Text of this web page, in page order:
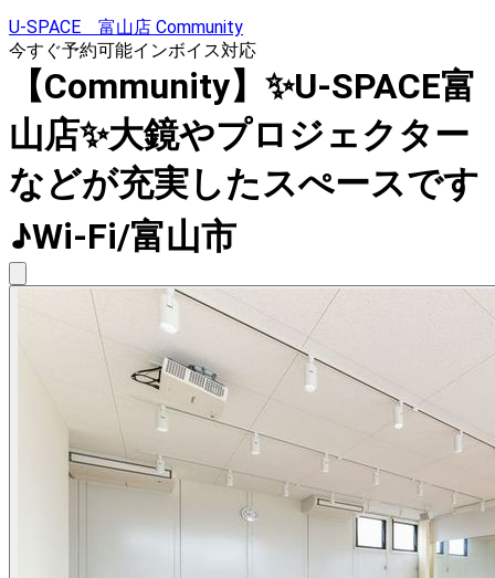
U-SPACE 富山店 Community
今すぐ予約可能インボイス対応
【Community】✨U-SPACE富
山店✨大鏡やプロジェクター
などが充実したスぺースです
♪Wi-Fi/富山市